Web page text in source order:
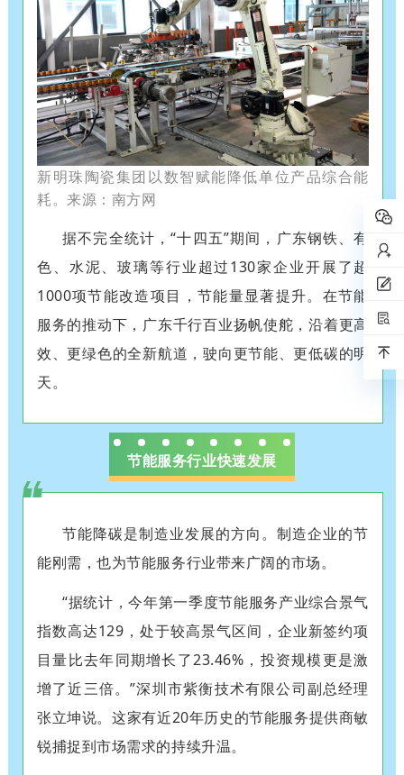
新明珠陶瓷集团以数智赋能降低单位产品综合能
耗。来源：南方网
据不完全统计，“十四五”期间，广东钢铁、有
色、水泥、玻璃等行业超过130家企业开展了超
1000项节能改造项目，节能量显著提升。在节能
服务的推动下，广东千行百业扬帆使舵，沿着更高
效、更绿色的全新航道，驶向更节能、更低碳的明
天。
节能服务行业快速发展
节能降碳是制造业发展的方向。制造企业的节
能刚需，也为节能服务行业带来广阔的市场。
“据统计，今年第一季度节能服务产业综合景气
指数高达129，处于较高景气区间，企业新签约项
目量比去年同期增长了23.46%，投资规模更是激
增了近三倍。”深圳市紫衡技术有限公司副总经理
张立坤说。这家有近20年历史的节能服务提供商敏
锐捕捉到市场需求的持续升温。